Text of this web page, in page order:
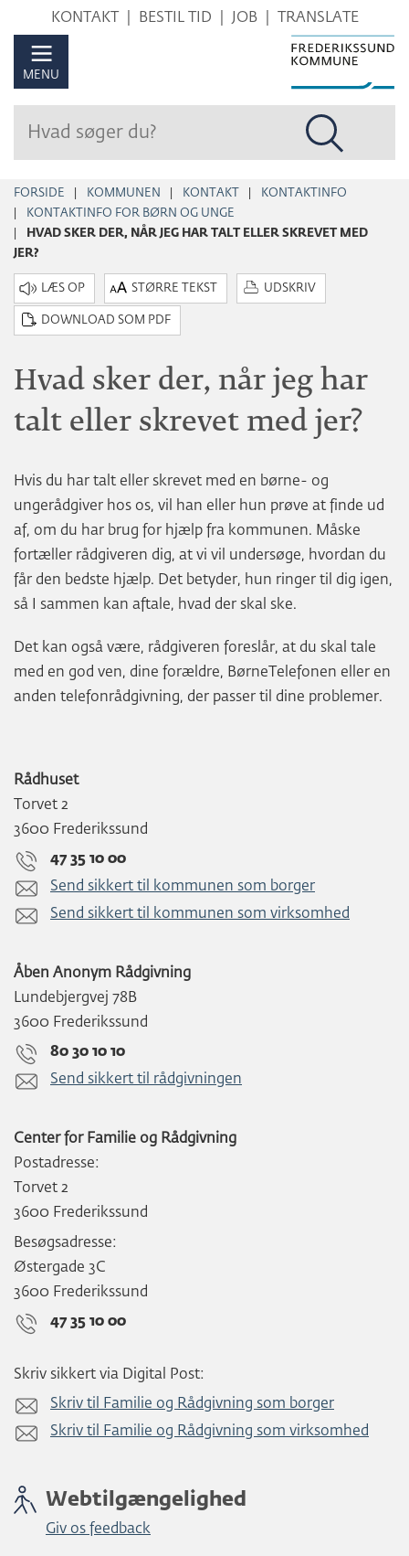
Hop
KONTAKT BESTIL TID JOB TRANSLATE
MENU
FORSIDE KOMMUNEN KONTAKT
KONTAKTINFO
KONTAKTINFO FOR BØRN OG UNGE
HVAD SKER DER, NÅR JEG HAR TALT ELLER SKREVET MED
JER?
STØRRE TEKST UDSKRIV
DOWNLOAD SOM PDF
Hvad sker der, når jeg har
talt eller skrevet med jer?
Hvis du har talt eller skrevet med en børne- og
ungerådgiver hos os, vil han eller hun prøve at finde ud
af, om du har brug for hjælp fra kommunen. Måske
fortæller rådgiveren dig, at vi vil undersøge, hvordan du
får den bedste hjælp. Det betyder, hun ringer til dig igen,
så I sammen kan aftale, hvad der skal ske.
Det kan også være, rådgiveren foreslår, at du skal tale
med en god ven, dine forældre, BørneTelefonen eller en
anden telefonrådgivning, der passer til dine problemer.
Rådhuset
Torvet 2
3600 Frederikssund
47 35 10 00
Send sikkert til kommunen som borger
Send sikkert til kommunen som virksomhed
Åben Anonym Rådgivning
Lundebjergvej 78B
3600 Frederikssund
80 30 10 10
Send sikkert til rådgivningen
Center for Familie og Rådgivning
Postadresse:
Torvet 2
3600 Frederikssund
Besøgsadresse:
Østergade 3C
3600 Frederikssund
47 35 10 00
Skriv sikkert via Digital Post:
Skriv til Familie og Rådgivning som borger
Skriv til Familie og Rådgivning som virksomhed
Webtilgængelighed
Giv os feedback